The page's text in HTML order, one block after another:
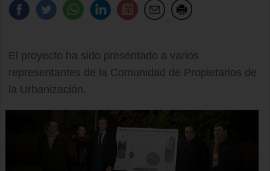
El proyecto ha sido presentado a varios
representantes de la Comunidad de Propietarios de
la Urbanización.